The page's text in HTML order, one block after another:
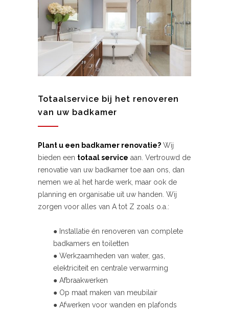
Totaalservice bij het renoveren
van uw badkamer
Plant u een badkamer renovatie? Wij
bieden een totaal service aan. Vertrouwd de
renovatie van uw badkamer toe aan ons, dan
nemen we al het harde werk, maar ook de
planning en organisatie uit uw handen. Wij
zorgen voor alles van A tot Z zoals o.a.:
● Installatie én renoveren van complete
badkamers en toiletten
● Werkzaamheden van water, gas,
elektriciteit en centrale verwarming
● Afbraakwerken
● Op maat maken van meubilair
● Afwerken voor wanden en plafonds